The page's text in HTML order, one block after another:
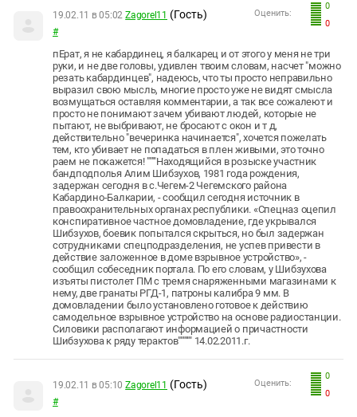
0
0
Оценить:
19.02.11 в 05:02 Zagorel11 (Гость)
#
пЕрат, я не кабардинец, я балкарец и от этого у меня не три
руки, и не две головы, удивлен твоим словам, насчет "можно
резать кабардинцев", надеюсь, что ты просто неправильно
выразил свою мысль, многие просто уже не видят смысла
возмущаться оставляя комментарии, а так все сожалеют и
просто не понимают зачем убивают людей, которые не
пытают, не выбривают, не бросают с окон и т д,
действительно "вечеринка начинается", хочется пожелать
тем, кто убивает не попадаться в плен живыми, это точно
раем не покажется! """"Находящийся в розыске участник
бандподполья Алим Шибзухов, 1981 года рождения,
задержан сегодня в с.Чегем-2 Чегемского района
Кабардино-Балкарии, - сообщил сегодня источник в
правоохранительных органах республики. «Спецназ оцепил
конспиративное частное домовладение, где укрывался
Шибзухов, боевик попытался скрыться, но был задержан
сотрудниками спецподразделения, не успев привести в
действие заложенное в доме взрывное устройство», -
сообщил собеседник портала. По его словам, у Шибзухова
изъяты пистолет ПМ с тремя снаряженными магазинами к
нему, две гранаты РГД-1, патроны калибра 9 мм. В
домовладении было установлено готовое к действию
самодельное взрывное устройство на основе радиостанции.
Силовики располагают информацией о причастности
Шибзухова к ряду терактов"""""" 14.02.2011.г.
0
0
Оценить:
19.02.11 в 05:10 Zagorel11 (Гость)
#